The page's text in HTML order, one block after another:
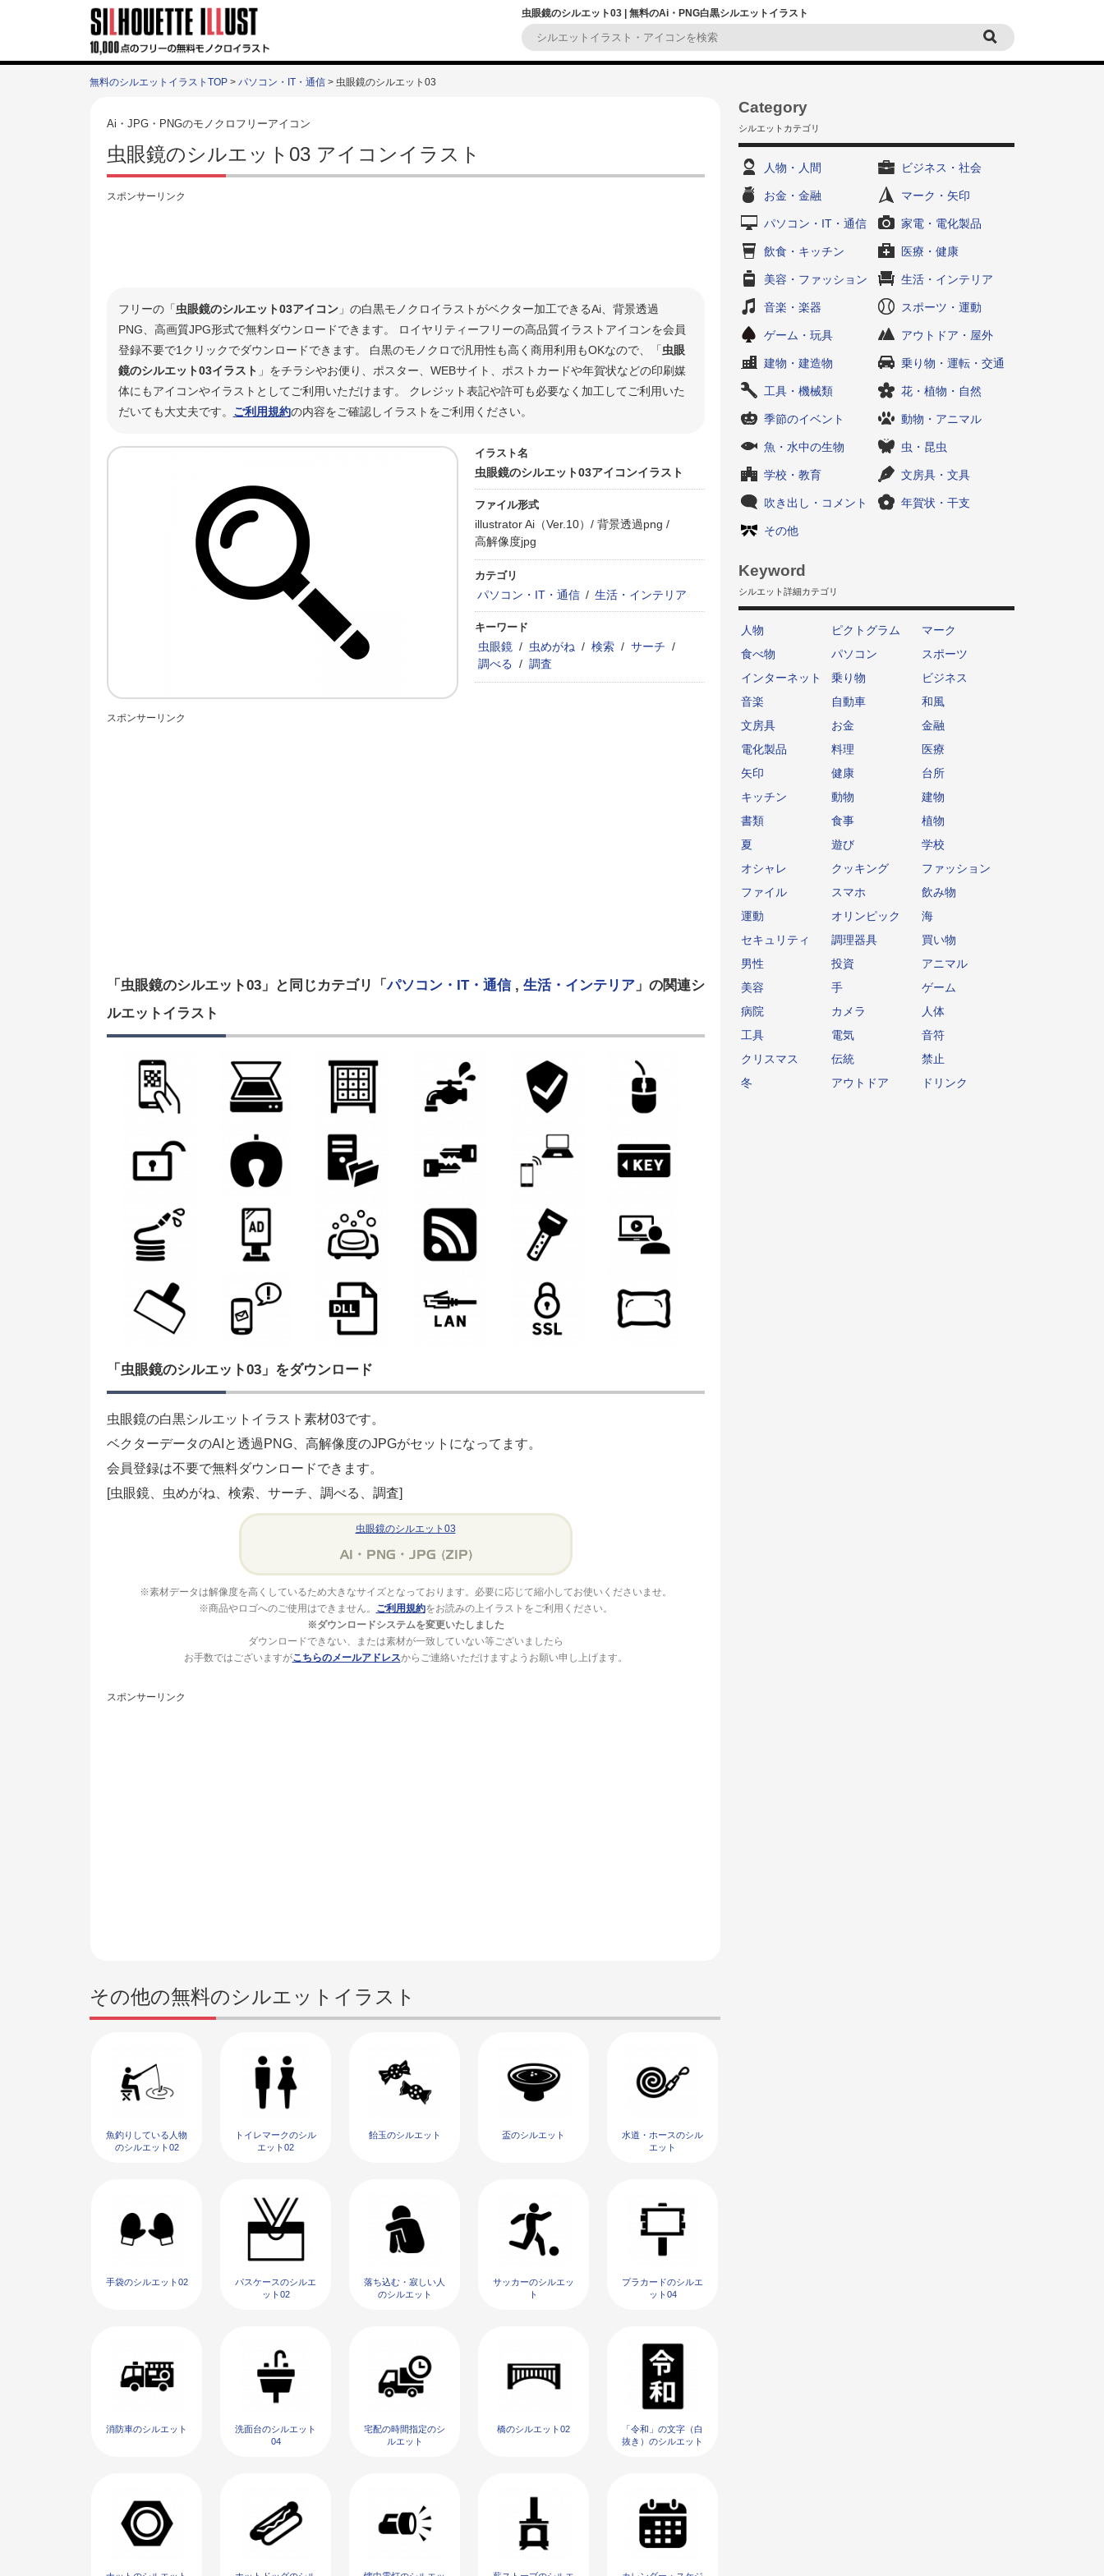
虫眼鏡のシルエット03 | 無料のAi・PNG白黒シルエットイラスト
無料のシルエットイラストTOP > パソコン・IT・通信 > 虫眼鏡のシルエット03
Ai・JPG・PNGのモノクロフリーアイコン
虫眼鏡のシルエット03 アイコンイラスト
スポンサーリンク
フリーの「虫眼鏡のシルエット03アイコン」の白黒モノクロイラストがベクター加工できるAi、背景透過
PNG、高画質JPG形式で無料ダウンロードできます。 ロイヤリティーフリーの高品質イラストアイコンを会員
登録不要で1クリックでダウンロードできます。 白黒のモノクロで汎用性も高く商用利用もOKなので、「虫眼
鏡のシルエット03イラスト 」をチラシやお便り、ポスター、WEBサイト、ポストカードや年賀状などの印刷媒
体にもアイコンやイラストとしてご利用いただけます。 クレジット表記や許可も必要なく加工してご利用いた
だいても大丈夫です。 ご利用規約の内容をご確認しイラストをご利用ください。
イラスト名
虫眼鏡のシルエット03アイコンイラスト
ファイル形式
illustrator Ai（Ver.10）/ 背景透過png /
高解像度jpg
カテゴリ
パソコン・IT・通信 / 生活・インテリア
キーワード
虫眼鏡 / 虫めがね / 検索 / サーチ /
調べる
/ 調査
スポンサーリンク
「虫眼鏡のシルエット03」と同じカテゴリ「パソコン・IT・通信, 生活・インテリア」の関連シ
ルエットイラスト
「虫眼鏡のシルエット03」をダウンロード
虫眼鏡の白黒シルエットイラスト素材03です。
ベクターデータのAIと透過PNG、高解像度のJPGがセットになってます。
会員登録は不要で無料ダウンロードできます。
[虫眼鏡、虫めがね、検索、サーチ、調べる、調査]
虫眼鏡のシルエット03
※素材データは解像度を高くしているため大きなサイズとなっております。必要に応じて縮小してお使いくださいませ。
※商品やロゴへのご使用はできません。
ご利用規約をお読みの上イラストをご利用ください。
※ダウンロードシステムを変更いたしました
ダウンロードできない、または素材が一致していない等ございましたら
お手数ではございますがこちらのメールアドレスからご連絡いただけますようお願い申し上げます。
スポンサーリンク
その他の無料のシルエットイラスト
魚釣りしている人物
のシルエット02
トイレマークのシル
エット02
飴玉のシルエット 盃のシルエット
水道・ホースのシル
エット
手袋のシルエット02
パスケースのシルエ
ット02
落ち込む・寂しい人
のシルエット
サッカーのシルエッ
ト
プラカードのシルエ
ット04
消防車のシルエット
洗面台のシルエット
04
宅配の時間指定のシ
ルエット
橋のシルエット02
「令和」の文字（白
抜き）のシルエット
Category
シルエットカテゴリ
人物・人間 ビジネス・社会
お金・金融 マーク・矢印
パソコン・IT・通信 家電・電化製品
飲食・キッチン 医療・健康
美容・ファッション 生活・インテリア
音楽・楽器 スポーツ・運動
ゲーム・玩具 アウトドア・屋外
建物・建造物 乗り物・運転・交通
工具・機械類 花・植物・自然
季節のイベント 動物・アニマル
魚・水中の生物 虫・昆虫
学校・教育 文房具・文具
吹き出し・コメント 年賀状・干支
その他
Keyword
シルエット詳細カテゴリ
人物 ピクトグラム
マーク
食べ物
パソコン
スポーツ
インターネット
乗り物
ビジネス
音楽
自動車
和風
文房具
お金
金融
電化製品
料理
医療
矢印
健康
台所
キッチン
動物
建物
書類
食事
植物
夏
遊び
学校
オシャレ
クッキング
ファッション
ファイル
スマホ
飲み物
運動
オリンピック
海
セキュリティ
調理器具
買い物
男性
投資
アニマル
美容
手
ゲーム
病院
カメラ
人体
工具
電気
音符
クリスマス
伝統
禁止
冬
アウトドア ドリンク